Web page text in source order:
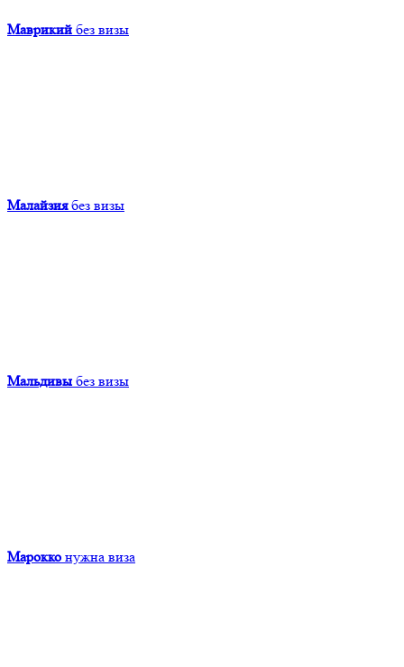
Маврикий без визы
Малайзия без визы
Мальдивы без визы
Марокко нужна виза